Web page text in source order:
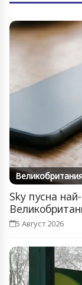
Sky пусна
5 Август 2026